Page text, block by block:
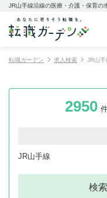
JR山手線沿線の医療・介護・保育の
転職ガーデン 求人検索 JR山手
2950
JR山手線
検